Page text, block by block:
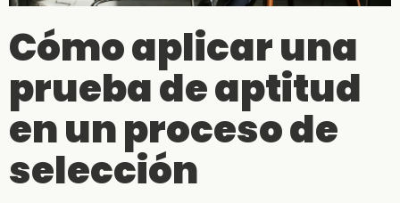
Cómo aplicar una
prueba de aptitud
en un proceso de
selección